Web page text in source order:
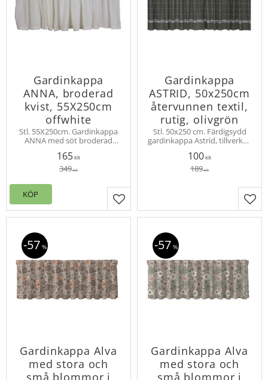
Gardinkappa
ANNA, broderad
kvist, 55X250cm
offwhite
Stl. 55X250cm. Gardinkappa
ANNA med söt broderad
multiband. I serien ANNA
finns det servetter, dukar,
165KR
349KR
Lägg till i favoriter
KÖP
Gardinkappa
ASTRID, 50x250cm
återvunnen textil,
rutig, olivgrön
Stl. 50x250 cm. Färdigsydd
gardinkappa Astrid, tillverkad
klassiskt rutigt mönster, färg
olivgrön. Multiband.
100KR
189KR
Gardinkappa Alva
med stora och
små blommor i
57 %
Gardinkappa Alva
med stora och
små blommor i
57 %